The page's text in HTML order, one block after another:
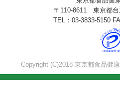
〒110-8611 東京都台
TEL：03-3833-5150
Copyright (C)2018 東京都食品健